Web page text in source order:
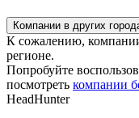
Компании в других
К сожалению,
регионе.
Попробуйте
посмотреть компании
HeadHunter